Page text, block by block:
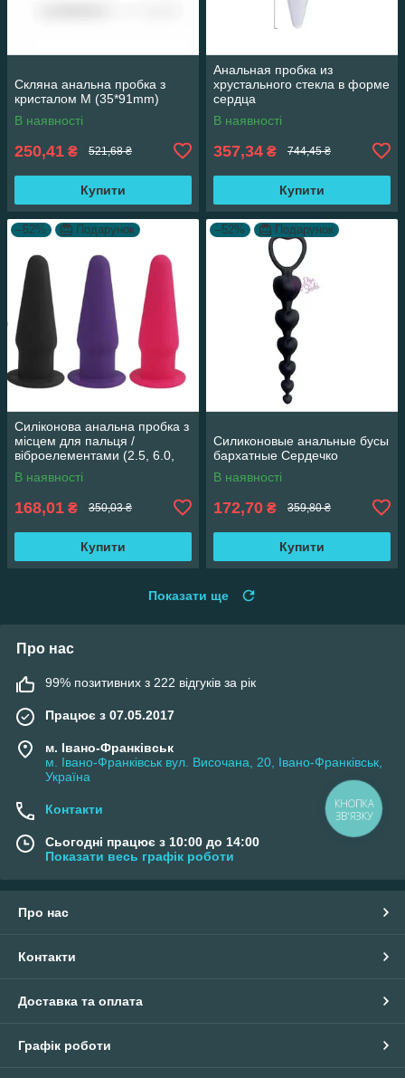
Скляна анальна пробка з
кристалом M (35*91mm)
В наявності
250,41 ₴ 521,68 ₴
Купити
Анальная пробка из
хрустального стекла в форме
сердца
В наявності
357,34 ₴ 744,45 ₴
Купити
–52% Подарунок
Силіконова анальна пробка з
місцем для пальця /
віброелементами (2.5, 6.0,
Силікон, Бузковий)
В наявності
168,01 ₴ 350,03 ₴
Купити
–52% Подарунок
Силиконовые анальные бусы
бархатные Сердечко
В наявності
172,70 ₴ 359,80 ₴
Купити
Показати ще
Про нас
99% позитивних з 222 відгуків за рік
Працює з 07.05.2017
м. Івано-Франківськ
м. Івано-Франківськ вул. Височана, 20, Івано-Франківськ,
Україна
Контакти
Сьогодні працює з 10:00 до 14:00
Показати весь графік роботи
Про нас
Контакти
Доставка та оплата
Графік роботи
КНОПКА
ЗВ'ЯЗКУ